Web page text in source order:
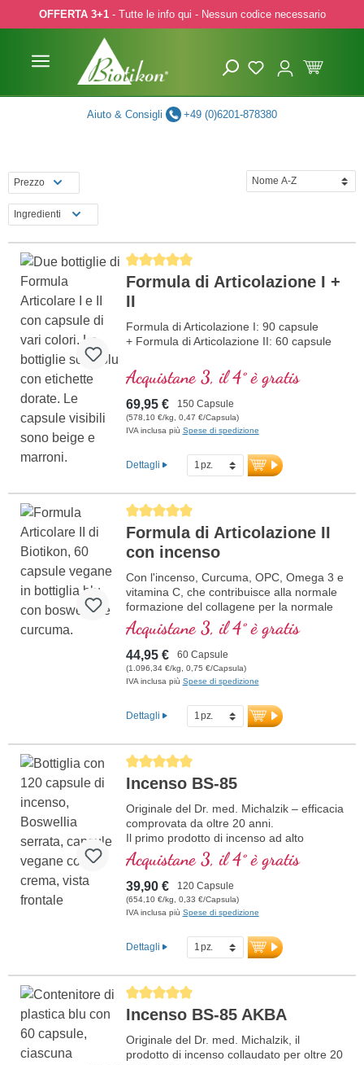
to main content
Skip to search
Skip to main navigation
OFFERTA 3+1- Tutte le info qui - Nessun codice necessario
Aiuto & Consigli +49 (0)6201-878380
Prezzo
Ingredienti
Average rating of 5 out of 5 stars
Formula di Articolazione I +
II
Formula di Articolazione I: 90 capsule
+ Formula di Articolazione II: 60 capsule
Acquistane 3, il 4° è gratis
69,95 € 150 Capsule
(578,10 €/kg, 0,47 €/Capsula)
IVA inclusa più Spese di spedizione
Dettagli
Average rating of 5 out of 5 stars
Formula di Articolazione II
con incenso
Con l'incenso, Curcuma, OPC, Omega 3 e
vitamina C, che contribuisce alla normale
formazione del collagene per la normale
funzione della cartilaginea. Per la cura
specifica delle strutture articolari
cartilaginea.
Acquistane 3, il 4° è gratis
44,95 € 60 Capsule
(1.096,34 €/kg, 0,75 €/Capsula)
IVA inclusa più Spese di spedizione
Dettagli
Average rating of 5 out of 5 stars
Incenso BS-85
Originale del Dr. med. Michalzik – efficacia
comprovata da oltre 20 anni.
Il primo prodotto di incenso ad alto
dosaggio con l’85 % di acidi boswellici sul
mercato tedesco.
Sviluppato per un’ottimale biodisponibilità.
Ipoallergenico grazie alla speciale
tecnologia Biotikon secondo i severi criteri
Raccolto in modo delicato e sostenibile da
piante selvatiche
umano sicuro e ottimale.
Il Dr. med. Michalzik garantisce una
qualità eccellente e comprovata.
alimentare per la massima purezza.
Partnership di oltre 20 anni – estratto in
Acquistane 3, il 4° è gratis
39,90 € 120 Capsule
(654,10 €/kg, 0,33 €/Capsula)
IVA inclusa più Spese di spedizione
Dettagli
Average rating of 5 out of 5 stars
Incenso BS-85 AKBA
Originale del Dr. med. Michalzik, il
prodotto di incenso collaudato per oltre 20